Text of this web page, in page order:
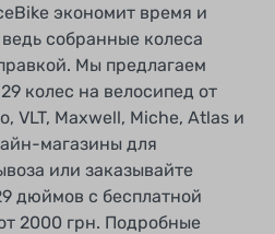
экономит время и
собранные колеса
Мы предлагаем
колес на велосипед от
VLT, Maxwell, Miche, Atlas и
магазины для
или заказывайте
дюймов с бесплатной
2000 грн. Подробные